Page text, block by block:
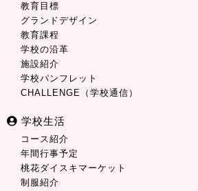
教育目標
グランドデザイン
教育課程
学校の沿革
施設紹介
学校パンフレット
CHALLENGE（学校通信）
学校生活
コース紹介
年間行事予定
桃花ダイスキマーケット
制服紹介